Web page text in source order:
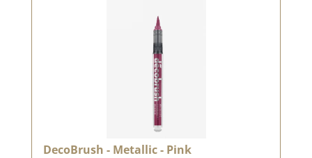
DecoBrush - Metallic - Pink